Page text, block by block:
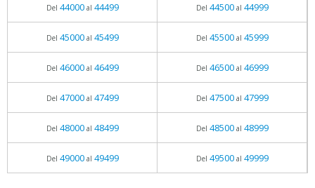
Del 44000al 44499 Del 44500al 44999
Del 45000al 45499 Del 45500al 45999
Del 46000al 46499 Del 46500al 46999
Del 47000al 47499 Del 47500al 47999
Del 48000al 48499 Del 48500al 48999
Del 49000al 49499 Del 49500al 49999